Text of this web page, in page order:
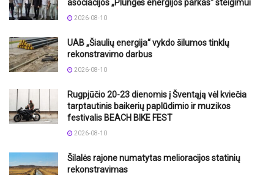
asociacijos „Plungės energijos parkas“ steigimui
2026-08-10
UAB „Šiaulių energija“ vykdo šilumos tinklų
rekonstravimo darbus
2026-08-10
Rugpjūčio 20-23 dienomis į Šventąją vėl kviečia
tarptautinis baikerių paplūdimio ir muzikos
festivalis BEACH BIKE FEST
2026-08-10
Šilalės rajone numatytas melioracijos statinių
rekonstravimas